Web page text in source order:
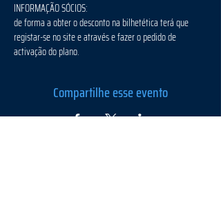
INFORMAÇÃO SÓCIOS:
de forma a obter o desconto na bilhetética terá que
registar-se no site e através e fazer o pedido de
activação do plano.
Compartilhe esse evento